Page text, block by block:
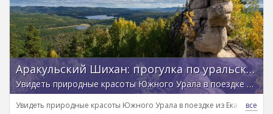
Аракульский Шихан: прогулка по уральскому мегалиту
Увидеть природные красоты Южного Урала в поездке из Екатеринбурга
Увидеть природные красоты Южного Урала в поездке из